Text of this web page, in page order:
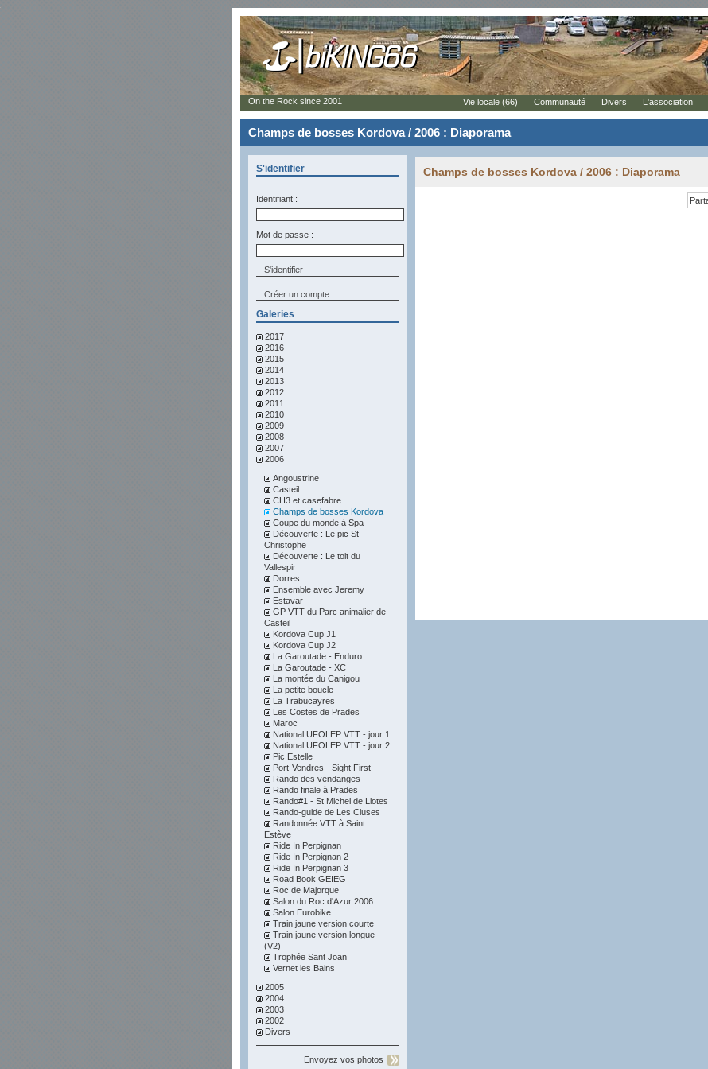
Champs de bosses Kordova / 2006 : Diaporama
S'identifier
Identifiant :
Mot de passe :
Créer un compte
Galeries
2017
2016
2015
2014
2013
2012
2011
2010
2009
2008
2007
2006
Angoustrine
Casteil
CH3 et casefabre
Champs de bosses Kordova
Coupe du monde à Spa
Découverte : Le pic St
Christophe
Découverte : Le toit du
Vallespir
Dorres
Ensemble avec Jeremy
Estavar
GP VTT du Parc animalier de
Casteil
Kordova Cup J1
Kordova Cup J2
La Garoutade - Enduro
La Garoutade - XC
La montée du Canigou
La petite boucle
La Trabucayres
Les Costes de Prades
Maroc
National UFOLEP VTT - jour 1
National UFOLEP VTT - jour 2
Pic Estelle
Port-Vendres - Sight First
Rando des vendanges
Rando finale à Prades
Rando#1 - St Michel de Llotes
Rando-guide de Les Cluses
Randonnée VTT à Saint
Estève
Ride In Perpignan
Ride In Perpignan 2
Ride In Perpignan 3
Road Book GEIEG
Roc de Majorque
Salon du Roc d'Azur 2006
Salon Eurobike
Train jaune version courte
Train jaune version longue
(V2)
Trophée Sant Joan
Vernet les Bains
2005
2004
2003
2002
Divers
Envoyez vos photos
Champs de bosses Kordova / 2006 : Diaporama
On the Rock since 2001 Vie locale (66) Communauté Divers L'association